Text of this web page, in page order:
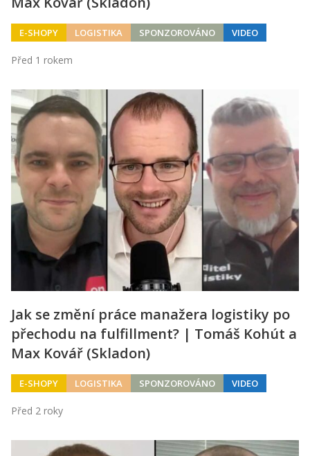
E-SHOPY LOGISTIKA SPONZOROVÁNO VIDEO
Před 1 rokem
Jak se změní práce manažera logistiky po
přechodu na fulfillment? | Tomáš Kohút a
Max Kovář (Skladon)
E-SHOPY LOGISTIKA SPONZOROVÁNO VIDEO
Před 2 roky